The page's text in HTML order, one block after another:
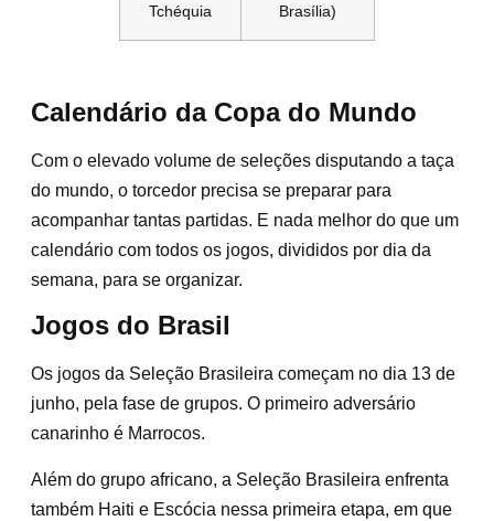
Tchéquia
Brasília)
Calendário da Copa do Mundo
Com o elevado volume de seleções disputando a taça
do mundo, o torcedor precisa se preparar para
acompanhar tantas partidas. E nada melhor do que um
calendário com todos os jogos, divididos por dia da
semana, para se organizar.
Jogos do Brasil
Os jogos da Seleção Brasileira começam no dia 13 de
junho, pela fase de grupos. O primeiro adversário
canarinho é Marrocos.
Além do grupo africano, a Seleção Brasileira enfrenta
também Haiti e Escócia nessa primeira etapa, em que